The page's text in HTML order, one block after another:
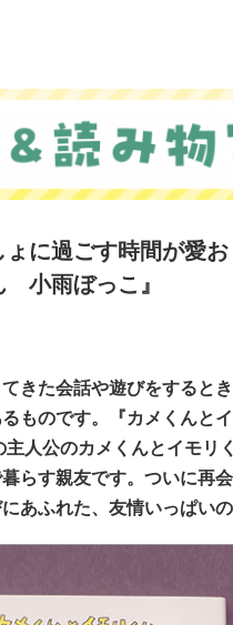
ょに過ごす時間が愛
小雨ぼっこ』
きた会話や遊びをすると
ものです。『カメくんと
人公のカメくんとイモリ
らす親友です。ついに再
あふれた、友情いっぱいの